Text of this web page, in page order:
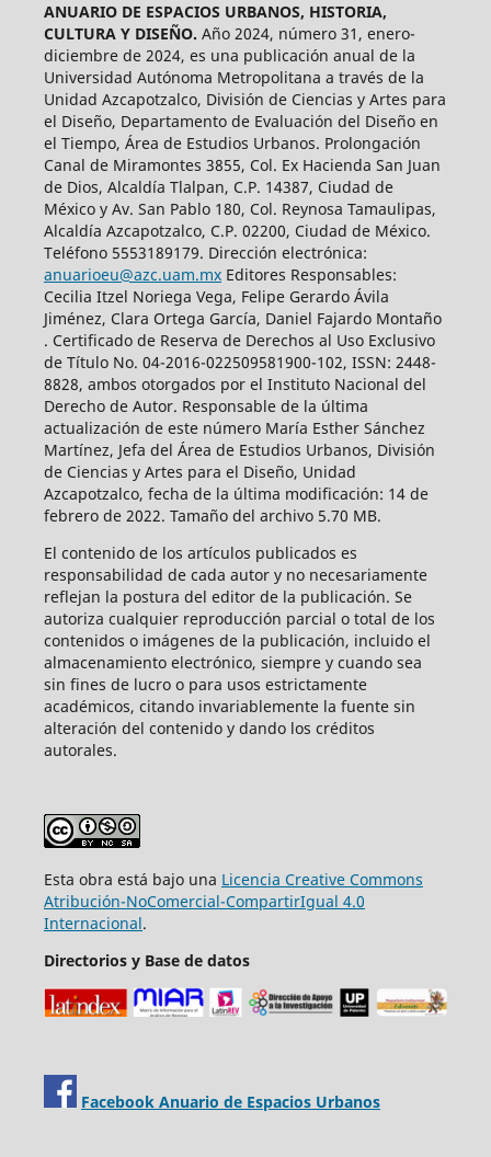
ANUARIO DE ESPACIOS URBANOS, HISTORIA,
CULTURA Y DISEÑO. Año 2024, número 31, enero-
diciembre de 2024, es una publicación anual de la
Universidad Autónoma Metropolitana a través de la
Unidad Azcapotzalco, División de Ciencias y Artes para
el Diseño, Departamento de Evaluación del Diseño en
el Tiempo, Área de Estudios Urbanos. Prolongación
Canal de Miramontes 3855, Col. Ex Hacienda San Juan
de Dios, Alcaldía Tlalpan, C.P. 14387, Ciudad de
México y Av. San Pablo 180, Col. Reynosa Tamaulipas,
Alcaldía Azcapotzalco, C.P. 02200, Ciudad de México.
Teléfono 5553189179. Dirección electrónica:
anuarioeu@azc.uam.mxEditores Responsables:
Cecilia Itzel Noriega Vega, Felipe Gerardo Ávila
Jiménez, Clara Ortega García, Daniel Fajardo Montaño
. Certificado de Reserva de Derechos al Uso Exclusivo
de Título No. 04-2016-022509581900-102, ISSN: 2448-
8828, ambos otorgados por el Instituto Nacional del
Derecho de Autor. Responsable de la última
actualización de este número María Esther Sánchez
Martínez, Jefa del Área de Estudios Urbanos, División
de Ciencias y Artes para el Diseño, Unidad
Azcapotzalco, fecha de la última modificación: 14 de
febrero de 2022. Tamaño del archivo 5.70 MB.
El contenido de los artículos publicados es
responsabilidad de cada autor y no necesariamente
reflejan la postura del editor de la publicación. Se
autoriza cualquier reproducción parcial o total de los
contenidos o imágenes de la publicación, incluido el
almacenamiento electrónico, siempre y cuando sea
sin fines de lucro o para usos estrictamente
académicos, citando invariablemente la fuente sin
alteración del contenido y dando los créditos
autorales.
Esta obra está bajo una Licencia Creative Commons
Atribución-NoComercial-CompartirIgual 4.0
Internacional.
Directorios y Base de datos
Facebook Anuario de Espacios Urbanos